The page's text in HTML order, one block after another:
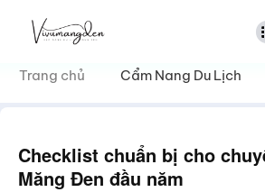
dungTrang chủ Cẩm Nang Du Lịch
Checklist chuẩn bị cho
Măng Đen đầu năm